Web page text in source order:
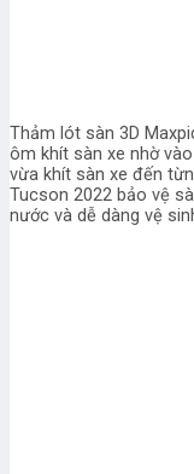
Thảm lót sàn 3D
ôm khít sàn xe nhờ
vừa khít sàn xe đến
Tucson 2022 bảo vệ
nước và dễ dàng vệ